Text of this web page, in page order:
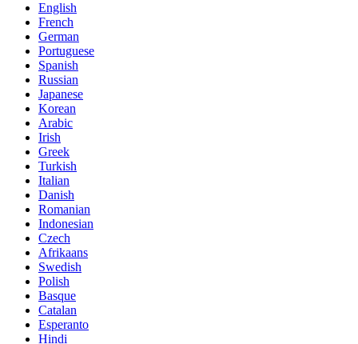
English
French
German
Portuguese
Spanish
Russian
Japanese
Korean
Arabic
Irish
Greek
Turkish
Italian
Danish
Romanian
Indonesian
Czech
Afrikaans
Swedish
Polish
Basque
Catalan
Esperanto
Hindi